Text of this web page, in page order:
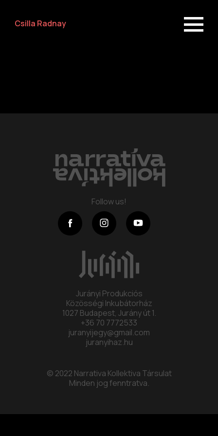
about us
Program
Collective
Contact
Csilla Radnay
Follow us!
Jurányi Produkciós
Közösségi Inkubátorház
1027 Budapest, Jurány út 1.
+36 70 7772533
juranyijegy@gmail.com
juranyihaz.hu
© 2022 Narrativa Kollektiva Társulat
Minden jog fenntratva.